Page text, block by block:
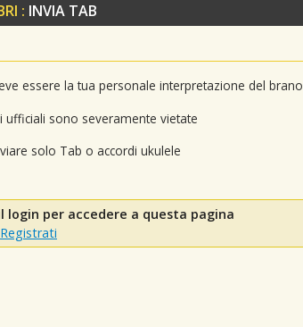
: INVIA TAB
essere la tua personale interpretazione del brano
ufficiali sono severamente vietate
solo Tab o accordi ukulele
login per accedere a questa pagina
Registrati